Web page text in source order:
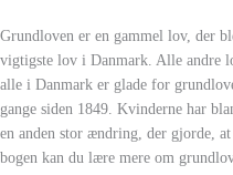
Grundloven er en gammel lov, der
vigtigste lov i Danmark. Alle andre
alle i Danmark er glade for
gange siden 1849. Kvinderne har
en anden stor ændring, der gjorde,
bogen kan du lære mere om